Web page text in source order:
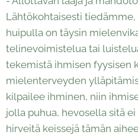
Lähtökohtaisesti
huipulla on täysin
telinevoimistelua tai
tekemistä ihmisen fyysisen
mielenterveyden
kilpailee ihminen, niin
jolla puhua, hevosella sitä
hirveitä keissejä tämän